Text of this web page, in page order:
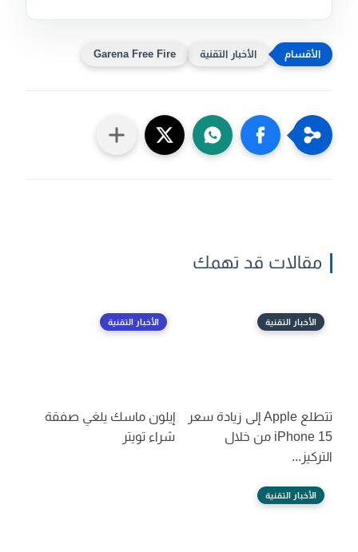
الأخبار التقنية Garena Free Fire
مقالات قد تهمك
الأخبار التقنية
تتطلع Apple إلى زيادة سعر
iPhone 15 من خلال
التركيز...
الأخبار التقنية
إيلون ماسك يلغي صفقة
شراء تويتر
الأخبار التقنية